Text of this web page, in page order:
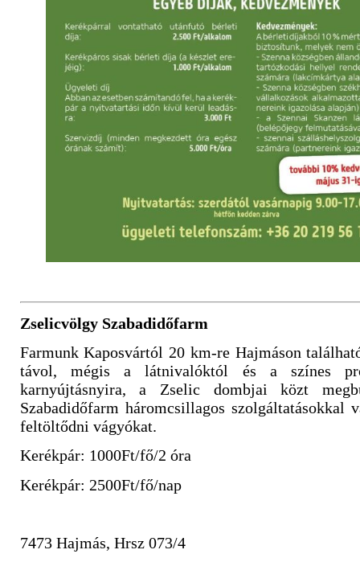
Zselicvölgy Szabadidőfarm
Farmunk Kaposvártól 20 km-re Hajmáson
távol, mégis a látnivalóktól és a színes
karnyújtásnyira, a Zselic dombjai közt
Szabadidőfarm háromcsillagos szolgáltatásokkal
feltöltődni vágyókat.
Kerékpár: 1000Ft/fő/2 óra
Kerékpár: 2500Ft/fő/nap
7473 Hajmás, Hrsz 073/4